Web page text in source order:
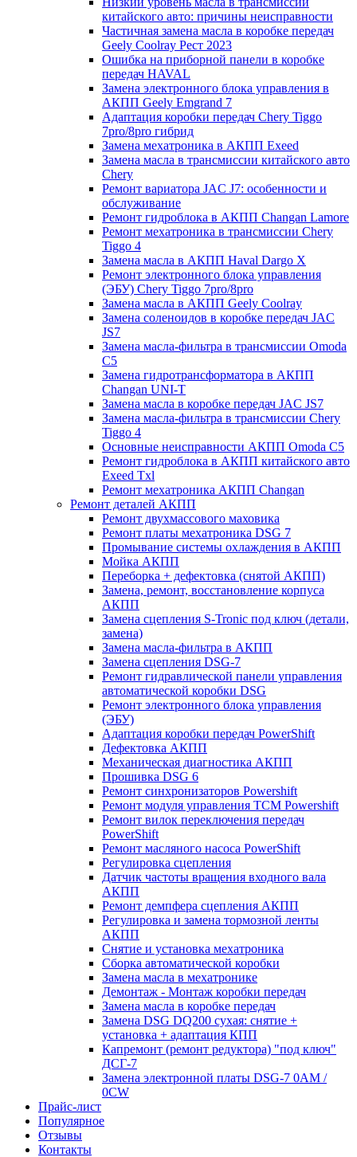
китайского авто: причины неисправности
Частичная замена масла в коробке передач
Geely Coolray Pест 2023
Ошибка на приборной панели в коробке
передач HAVAL
Замена электронного блока управления в
АКПП Geely Emgrand 7
Адаптация коробки передач Chery Tiggo
7pro/8pro гибрид
Замена мехатроника в АКПП Exeed
Замена масла в трансмиссии китайского авто
Chery
Ремонт вариатора JAC J7: особенности и
обслуживание
Ремонт гидроблока в АКПП Changan Lamore
Ремонт мехатроника в трансмиссии Chery
Tiggo 4
Замена масла в АКПП Haval Dargo X
Ремонт электронного блока управления
(ЭБУ) Chery Tiggo 7pro/8pro
Замена масла в АКПП Geely Coolray
Замена соленоидов в коробке передач JAC
JS7
Замена масла-фильтра в трансмиссии Omoda
C5
Замена гидротрансформатора в АКПП
Changan UNI-T
Замена масла в коробке передач JAC JS7
Замена масла-фильтра в трансмиссии Chery
Tiggo 4
Основные неисправности АКПП Omoda C5
Ремонт гидроблока в АКПП китайского авто
Exeed Txl
Ремонт мехатроника АКПП Changan
Ремонт деталей АКПП
Ремонт двухмассового маховика
Ремонт платы мехатроника DSG 7
Промывание системы охлаждения в АКПП
Мойка АКПП
Переборка + дефектовка (снятой АКПП)
Замена, ремонт, восстановление корпуса
АКПП
Замена сцепления S-Tronic под ключ (детали,
замена)
Замена масла-фильтра в АКПП
Замена сцепления DSG-7
Ремонт гидравлической панели управления
автоматической коробки DSG
Ремонт электронного блока управления
(ЭБУ)
Адаптация коробки передач PowerShift
Дефектовка АКПП
Механическая диагностика АКПП
Прошивка DSG 6
Ремонт синхронизаторов Powershift
Ремонт модуля управления TCM Powershift
Ремонт вилок переключения передач
PowerShift
Ремонт масляного насоса PowerShift
Регулировка сцепления
Датчик частоты вращения входного вала
АКПП
Ремонт демпфера сцепления АКПП
Регулировка и замена тормозной ленты
АКПП
Снятие и установка мехатроника
Сборка автоматической коробки
Замена масла в мехатронике
Демонтаж - Монтаж коробки передач
Замена масла в коробке передач
Замена DSG DQ200 сухая: снятие +
установка + адаптация КПП
Капремонт (ремонт редуктора) "под ключ"
ДСГ-7
Замена электронной платы DSG-7 0AM /
0CW
Прайс-лист
Популярное
Отзывы
Контакты